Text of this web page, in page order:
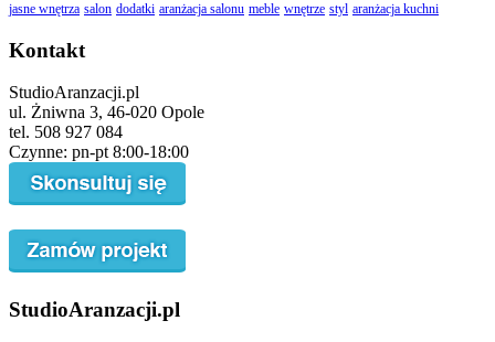
jasne wnętrza salon dodatki aranżacja salonu meble wnętrze styl aranżacja kuchni
Kontakt
StudioAranzacji.pl
ul. Żniwna 3, 46-020 Opole
tel. 508 927 084
Czynne: pn-pt 8:00-18:00
StudioAranzacji.pl